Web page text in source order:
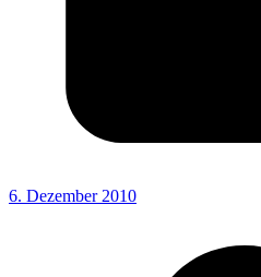
6. Dezember 2010